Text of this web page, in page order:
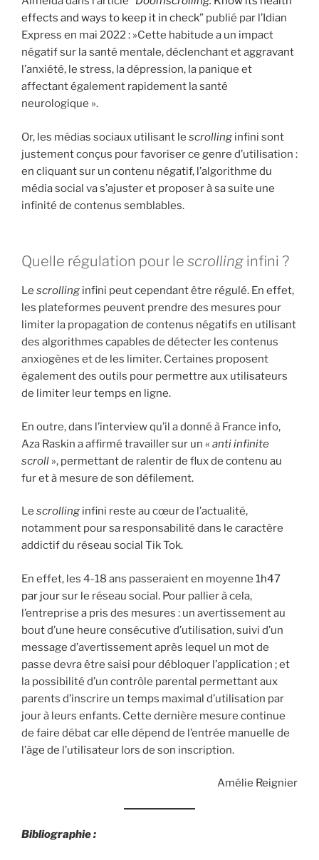
effects and ways to keep it in check” publié par l’Idian
Express en mai 2022 : »Cette habitude a un impact
négatif sur la santé mentale, déclenchant et aggravant
l’anxiété, le stress, la dépression, la panique et
affectant également rapidement la santé
neurologique ».
Or, les médias sociaux utilisant le scrolling infini sont
justement conçus pour favoriser ce genre d’utilisation :
en cliquant sur un contenu négatif, l’algorithme du
média social va s’ajuster et proposer à sa suite une
infinité de contenus semblables.
Quelle régulation pour le scrolling infini ?
Le scrolling infini peut cependant être régulé. En effet,
les plateformes peuvent prendre des mesures pour
limiter la propagation de contenus négatifs en utilisant
des algorithmes capables de détecter les contenus
anxiogènes et de les limiter. Certaines proposent
également des outils pour permettre aux utilisateurs
de limiter leur temps en ligne.
En outre, dans l’interview qu’il a donné à France info,
Aza Raskin a affirmé travailler sur un « anti infinite
scroll », permettant de ralentir de flux de contenu au
fur et à mesure de son défilement.
Le scrolling infini reste au cœur de l’actualité,
notamment pour sa responsabilité dans le caractère
addictif du réseau social Tik Tok.
En effet, les 4-18 ans passeraient en moyenne 1h47
par joursur le réseau social. Pour pallier à cela,
l’entreprise a pris des mesures : un avertissement au
bout d’une heure consécutive d’utilisation, suivi d’un
message d’avertissement après lequel un mot de
passe devra être saisi pour débloquer l’application ; et
la possibilité d’un contrôle parental permettant aux
parents d’inscrire un temps maximal d’utilisation par
jour à leurs enfants. Cette dernière mesure continue
de faire débat car elle dépend de l’entrée manuelle de
l’âge de l’utilisateur lors de son inscription.
Amélie Reignier
Bibliographie :